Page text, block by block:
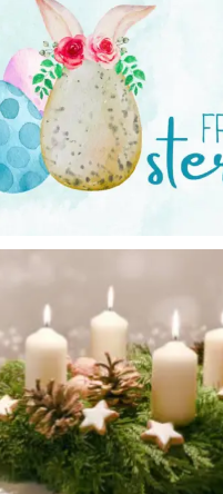
...
Apr. 5
Mit dem 4. Advent rückt
Dez. 21